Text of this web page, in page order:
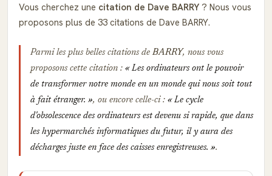
Vous cherchez une citation de Dave BARRY ? Nous vous
proposons plus de 33 citations de Dave BARRY.
Parmi les plus belles citations deBARRY, nous vous
proposons cette citation :
Les ordinateurs ont le pouvoir
de transformer notre monde en un monde qui nous soit tout
à fait étranger.
, ou encore celle-ci :
Le cycle
d'obsolescence des ordinateurs est devenu si rapide, que dans
les hypermarchés informatiques du futur, il y aura des
décharges juste en face des caisses enregistreuses.
.